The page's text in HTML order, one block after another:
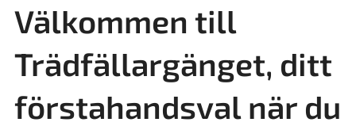
Välkommen till
Trädfällargänget, ditt
förstahandsval när du